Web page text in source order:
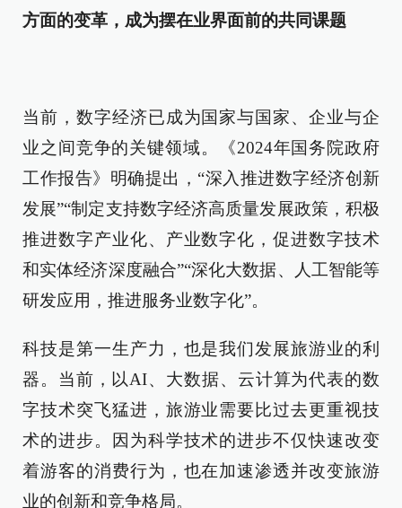
方面的变革，成为摆在业界面前的共同课题
当前，数字经济已成为国家与国家、企业与企
业之间竞争的关键领域。《2024年国务院政府
工作报告》明确提出，“深入推进数字经济创新
发展”“制定支持数字经济高质量发展政策，积极
推进数字产业化、产业数字化，促进数字技术
和实体经济深度融合”“深化大数据、人工智能等
研发应用，推进服务业数字化”。
科技是第一生产力，也是我们发展旅游业的利
器。当前，以AI、大数据、云计算为代表的数
字技术突飞猛进，旅游业需要比过去更重视技
术的进步。因为科学技术的进步不仅快速改变
着游客的消费行为，也在加速渗透并改变旅游
业的创新和竞争格局。